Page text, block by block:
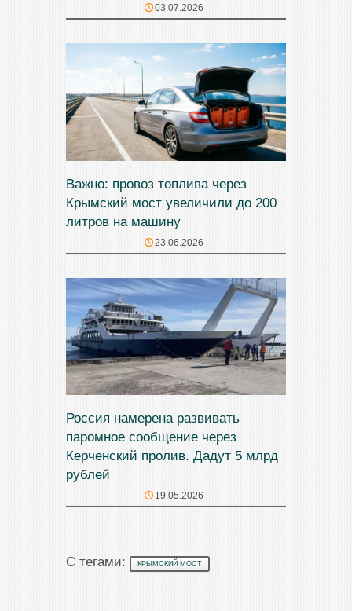
03.07.2026
Важно: провоз топлива через
Крымский мост увеличили до 200
литров на машину
23.06.2026
Россия намерена развивать
паромное сообщение через
Керченский пролив. Дадут 5 млрд
рублей
19.05.2026
С тегами: КРЫМСКИЙ МОСТ